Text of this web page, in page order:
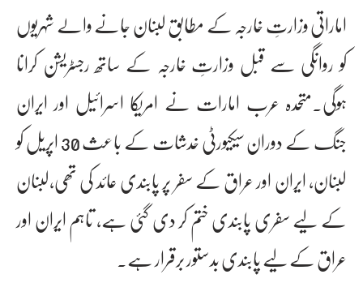
اماراتی وزارتِ خارجہ کے مطابق لبنان جانے والے شہریوں
کو روانگی سے قبل وزارتِ خارجہ کے ساتھ رجسٹریشن کرانا
ہوگی۔متحدہ عرب امارات نے امریکا اسرائیل اور ایران
جنگ کے دوران سیکیورٹی خدشات کے باعث 30 اپریل کو
لبنان، ایران اور عراق کے سفر پر پابندی عائد کی تھی،لبنان
کے لیے سفری پابندی ختم کر دی گئی ہے، تاہم ایران اور
عراق کے لیے پابندی بدستور برقرار ہے۔